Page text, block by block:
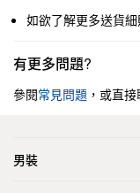
如欲了解更多送貨
有更多問題?
參閱常見問題 ，或直
男裝